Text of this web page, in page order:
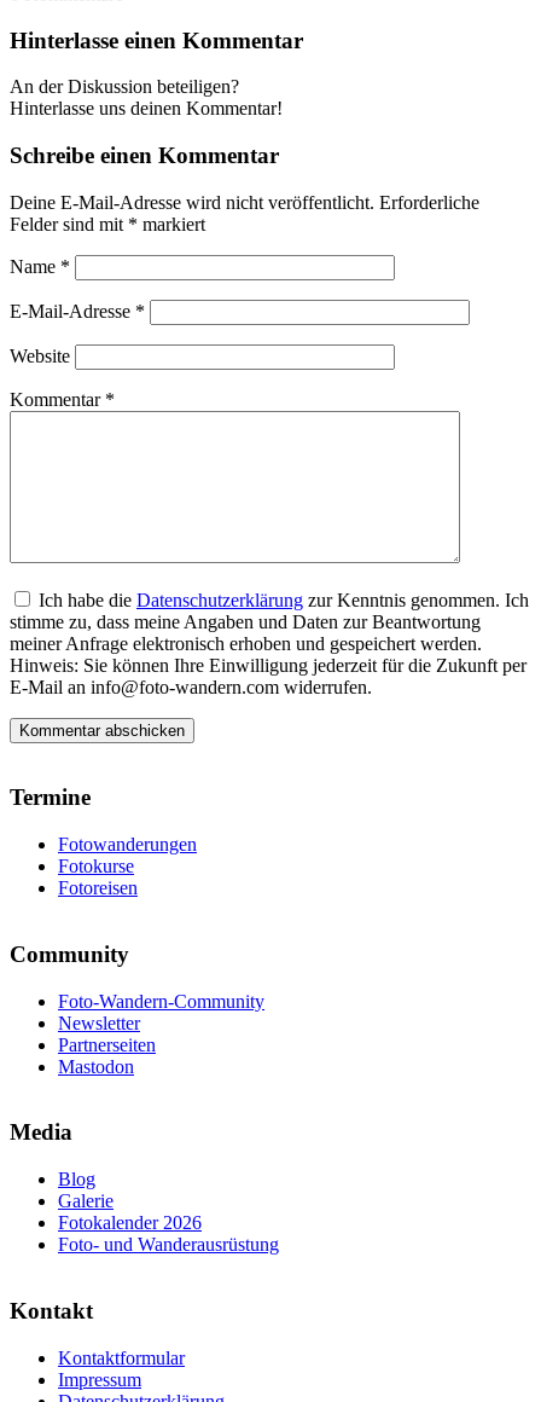
Hinterlasse einen Kommentar
An der Diskussion beteiligen?
Hinterlasse uns deinen Kommentar!
Schreibe einen Kommentar
Deine E-Mail-Adresse wird nicht veröffentlicht. Erforderliche
Felder sind mit * markiert
Name *
E-Mail-Adresse *
Website
Kommentar *
Ich habe die Datenschutzerklärung zur Kenntnis genommen. Ich
stimme zu, dass meine Angaben und Daten zur Beantwortung
meiner Anfrage elektronisch erhoben und gespeichert werden.
Hinweis: Sie können Ihre Einwilligung jederzeit für die Zukunft per
E-Mail an info@foto-wandern.com widerrufen.
Termine
Fotowanderungen
Fotokurse
Fotoreisen
Community
Foto-Wandern-Community
Newsletter
Partnerseiten
Mastodon
Media
Blog
Galerie
Fotokalender 2026
Foto- und Wanderausrüstung
Kontakt
Kontaktformular
Impressum